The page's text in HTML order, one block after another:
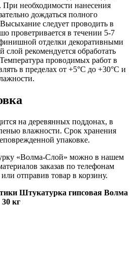
необходимости нанесения
дождаться полного
следует проводить в
проветривается в течении 5-7
отделки декоративными
рекомендуется обработать
проводимых работ в
в пределах от +5°C до +30°C и
на деревянных поддонах, в
влажности. Срок хранения
упаковке.
«Волма-Слой» можно в нашем
заказав по телефонам
отправив товар в корзину.
Штукатурка гипсовая Волма
кг